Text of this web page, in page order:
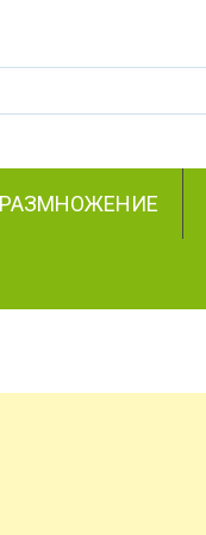
РАЗМНОЖЕНИЕ